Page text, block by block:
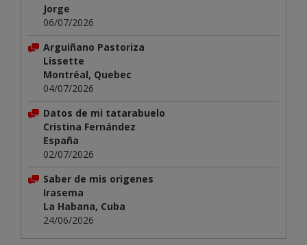
Jorge
06/07/2026
Arguiñano Pastoriza
Lissette
Montréal, Quebec
04/07/2026
Datos de mi tatarabuelo
Cristina Fernández
España
02/07/2026
Saber de mis origenes
Irasema
La Habana, Cuba
24/06/2026